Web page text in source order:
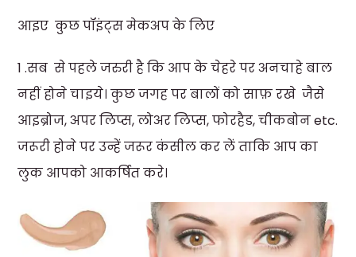
आइए कुछ पॉइंट्स मेकअप के लिए
1 .सब से पहले जरुरी है कि आप के चेहरे पर अनचाहे बाल
नहीं होने चाइये। कुछ जगह पर बालों को साफ़ रखे जैसे
आइब्रोज, अपर लिप्स, लोअर लिप्स, फोरहैड, चीकबोन etc.
जरूरी होने पर उन्हें जरूर कंसील कर लें ताकि आप का
लुक आपको आकर्षित करे।